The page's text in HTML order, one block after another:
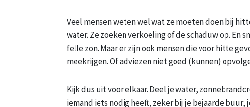
Veel mensen weten wel wat ze moeten doen bij
water. Ze zoeken verkoeling of de schaduw op. En
felle zon. Maar er zijn ook mensen die voor hitte
meekrijgen. Of adviezen niet goed (kunnen)
Kijk dus uit voor elkaar. Deel je water,
iemand iets nodig heeft, zeker bij je bejaarde buur,